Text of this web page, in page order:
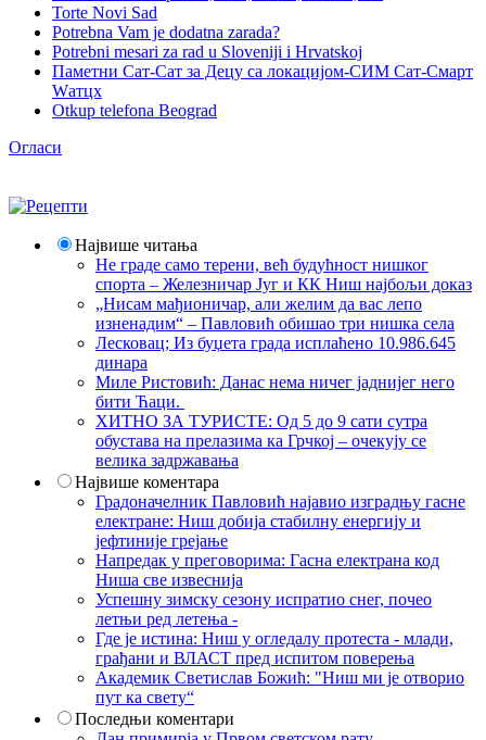
Torte Novi Sad
Potrebna Vam je dodatna zarada?
Potrebni mesari za rad u Sloveniji i Hrvatskoj
Паметни Сат-Сат за Децу са локацијом-СИМ Сат-Смарт
Wатцх
Otkup telefona Beograd
Огласи
Највише читања
Не граде само терени, већ будућност нишког
спорта – Железничар Југ и КК Ниш најбољи доказ
„Нисам мађионичар, али желим да вас лепо
изненадим“ – Павловић обишао три нишка села
Лесковац; Из буџета града исплаћено 10.986.645
динара
Миле Ристовић: Данас нема ничег јаднијег него
бити Ћаци.
ХИТНО ЗА ТУРИСТЕ: Од 5 до 9 сати сутра
обустава на прелазима ка Грчкој – очекују се
велика задржавања
Највише коментара
Градоначелник Павловић најавио изградњу гасне
електране: Ниш добија стабилну енергију и
јефтиније грејање
Напредак у преговорима: Гасна електрана код
Ниша све извеснија
Успешну зимску сезону испратио снег, почео
летњи ред летења -
Где је истина: Ниш у огледалу протеста - млади,
грађани и ВЛАСТ пред испитом поверења
Академик Светислав Божић: "Ниш ми је отворио
пут ка свету“
Последњи коментари